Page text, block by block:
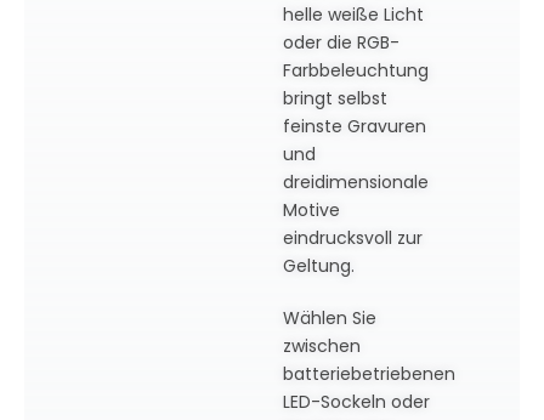
helle weiße Licht
oder die RGB-
Farbbeleuchtung
bringt selbst
feinste Gravuren
und
dreidimensionale
Motive
eindrucksvoll zur
Geltung.
Wählen Sie
zwischen
batteriebetriebenen
LED-Sockeln oder